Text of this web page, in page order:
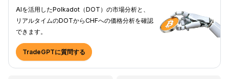
AIを活用したPolkadot（DOT）の市場分析と、
リアルタイムのDOTからCHFへの価格分析を確認
できます。
TradeGPTに質問する